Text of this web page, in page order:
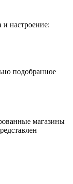
и настроение:
подобранное
магазины